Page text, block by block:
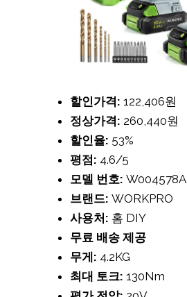
할인가격: 122,406원
정상가격: 260,440원
할인율: 53%
평점: 4.6/5
모델 번호: W004578A
브랜드: WORKPRO
사용처: 홈 DIY
무료 배송 제공
무게: 4.2KG
최대 토크: 130Nm